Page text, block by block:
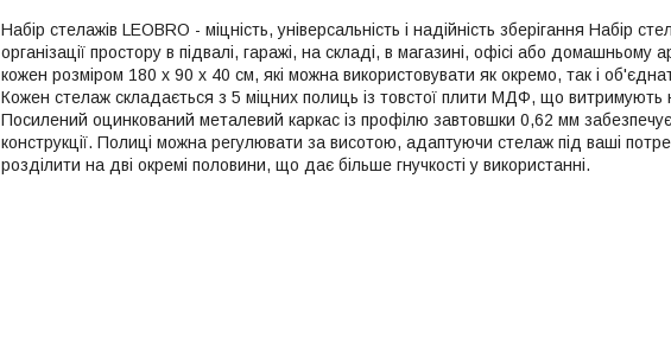
Набір стелажів LEOBRO - міцність, універсальність і надійність зберігання Набір
організації простору в підвалі, гаражі, на складі, в магазині, офісі або домашньому
кожен розміром 180 x 90 x 40 см, які можна використовувати як окремо, так і
Кожен стелаж складається з 5 міцних полиць із товстої плити МДФ, що
Посилений оцинкований металевий каркас із профілю завтовшки 0,62 мм забезпечує
конструкції. Полиці можна регулювати за висотою, адаптуючи стелаж під ваші
розділити на дві окремі половини, що дає більше гнучкості у використанні.